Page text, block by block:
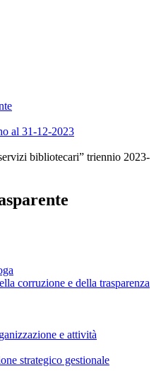
al 31-12-2023
bibliotecari” triennio 2023-
corruzione e della trasparenza
e attività
strategico gestionale